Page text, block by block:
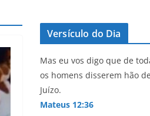
Versículo do Dia
Mas eu vos digo que de
os homens disserem hão
Juízo.
Mateus 12:36